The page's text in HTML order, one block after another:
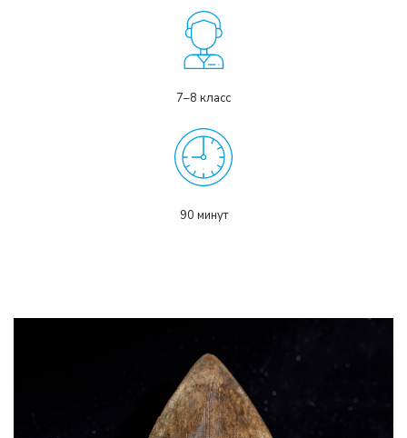
7–8 класс
90 минут